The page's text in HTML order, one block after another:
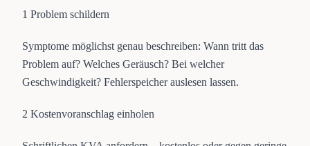
1 Problem schildern
Symptome möglichst genau beschreiben: Wann tritt das
Problem auf? Welches Geräusch? Bei welcher
Geschwindigkeit? Fehlerspeicher auslesen lassen.
2 Kostenvoranschlag einholen